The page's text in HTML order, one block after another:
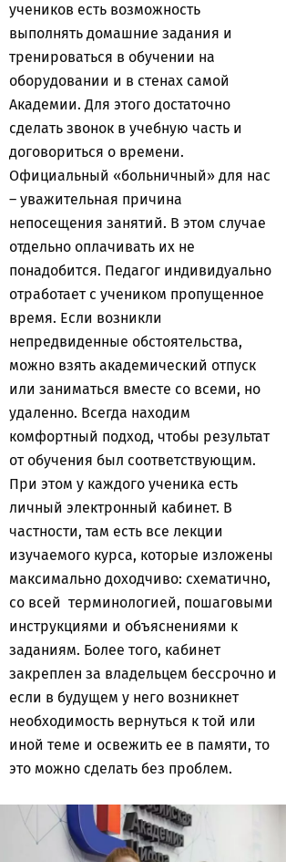
учеников есть возможность
выполнять домашние задания и
тренироваться в обучении на
оборудовании и в стенах самой
Академии. Для этого достаточно
сделать звонок в учебную часть и
договориться о времени.
Официальный «больничный» для нас
– уважительная причина
непосещения занятий. В этом случае
отдельно оплачивать их не
понадобится. Педагог индивидуально
отработает с учеником пропущенное
время. Если возникли
непредвиденные обстоятельства,
можно взять академический отпуск
или заниматься вместе со всеми, но
удаленно. Всегда находим
комфортный подход, чтобы результат
от обучения был соответствующим.
При этом у каждого ученика есть
личный электронный кабинет. В
частности, там есть все лекции
изучаемого курса, которые изложены
максимально доходчиво: схематично,
со всей терминологией, пошаговыми
инструкциями и объяснениями к
заданиям. Более того, кабинет
закреплен за владельцем бессрочно и
если в будущем у него возникнет
необходимость вернуться к той или
иной теме и освежить ее в памяти, то
это можно сделать без проблем.